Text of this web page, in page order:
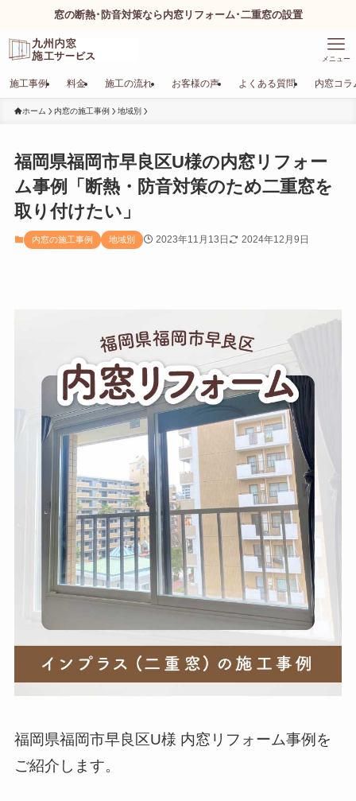
窓の断熱･防音対策なら内窓リフォーム･二重窓の設置
メニュー
施工事例 料金 施工の流れ お客様の声 よくある質問 内窓コラ
ホーム 内窓の施工事例 地域別
福岡県福岡市早良区U様の内窓リフォー
ム事例「断熱・防音対策のため二重窓を
取り付けたい」
内窓の施工事例 地域別 2023年11月13日 2024年12月9日
福岡県福岡市早良区U様 内窓リフォーム事例を
ご紹介します。